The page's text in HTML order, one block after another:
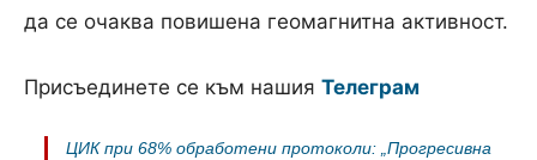
да се очаква повишена геомагнитна активност.
Присъединете се към нашия Телеграм
ЦИК при 68% обработени протоколи: „Прогресивна